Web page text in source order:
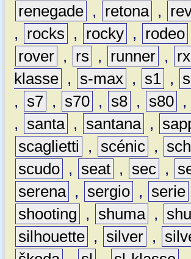
renegade , retona ,
,
rocks , rocky , rodeo
rover , rs , runner , rx
klasse , s-max , s1 ,
,
s7 , s70 , s8 , s80 ,
,
santa , santana ,
scaglietti
, scénic ,
scudo , seat , sec ,
serena , sergio , serie
shooting
, shuma ,
silhouette , silver ,